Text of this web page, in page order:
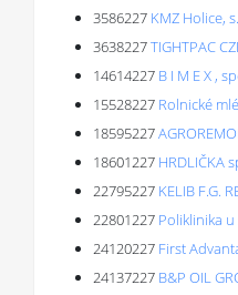
3586227 KMZ Holice,
3638227TIGHTPAC
14614227 B I M E X ,
15528227 Rolnické
18595227
18601227 HRDLIČKA
22795227 KELIB F.G.
22801227 Poliklinika u
24120227 First
24137227 B&P OIL